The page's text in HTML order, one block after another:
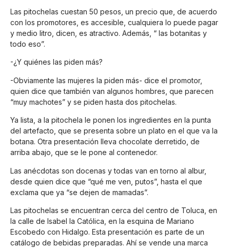
Las pitochelas cuestan 50 pesos, un precio que, de acuerdo
con los promotores, es accesible, cualquiera lo puede pagar
y medio litro, dicen, es atractivo. Además, “ las botanitas y
todo eso”.
-¿Y quiénes las piden más?
-Obviamente las mujeres la piden más- dice el promotor,
quien dice que también van algunos hombres, que parecen
“muy machotes” y se piden hasta dos pitochelas.
Ya lista, a la pitochela le ponen los ingredientes en la punta
del artefacto, que se presenta sobre un plato en el que va la
botana. Otra presentación lleva chocolate derretido, de
arriba abajo, que se le pone al contenedor.
Las anécdotas son docenas y todas van en torno al albur,
desde quien dice que “qué me ven, putos”, hasta el que
exclama que ya “se dejen de mamadas”.
Las pitochelas se encuentran cerca del centro de Toluca, en
la calle de Isabel la Católica, en la esquina de Mariano
Escobedo con Hidalgo. Esta presentación es parte de un
catálogo de bebidas preparadas. Ahí se vende una marca